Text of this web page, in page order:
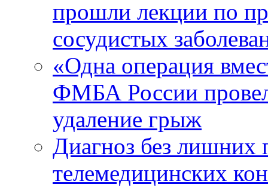
прошли лекции по
сосудистых
«Одна операция
ФМБА России
удаление грыж
Диагноз без лишних
телемедицинских